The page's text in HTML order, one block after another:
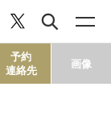
予約
連絡先
画像